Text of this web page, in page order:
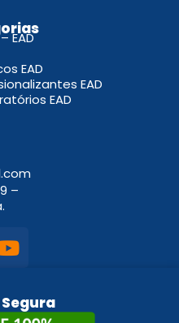
EAD
EAD
EAD
EAD
–